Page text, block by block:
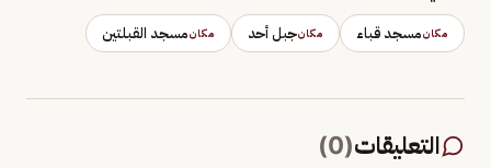
مكانمسجد قباء مكانجبل أحد مكانمسجد القبلتين
التعليقات(
0
)